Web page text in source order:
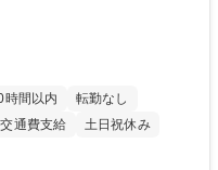
時間以内
転勤なし
交通費支給 土日祝休み